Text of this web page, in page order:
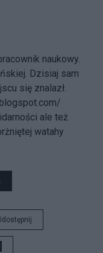
naukowy.
Dzisiaj sam
się znalazł.
ale też
watahy